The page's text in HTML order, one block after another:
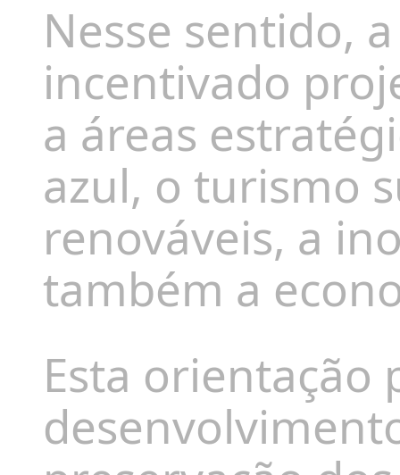
Nesse sentido,
incentivado
a áreas
azul, o turismo
renováveis, a
também a
Esta